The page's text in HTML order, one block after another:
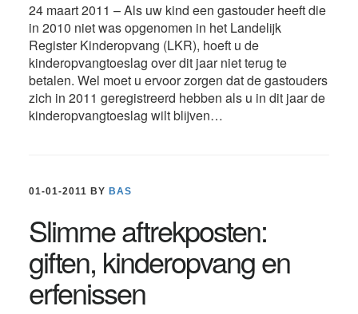
24 maart 2011 – Als uw kind een gastouder heeft die
in 2010 niet was opgenomen in het Landelijk
Register Kinderopvang (LKR), hoeft u de
kinderopvangtoeslag over dit jaar niet terug te
betalen. Wel moet u ervoor zorgen dat de gastouders
zich in 2011 geregistreerd hebben als u in dit jaar de
kinderopvangtoeslag wilt blijven…
01-01-2011 BY BAS
Slimme aftrekposten:
giften, kinderopvang en
erfenissen